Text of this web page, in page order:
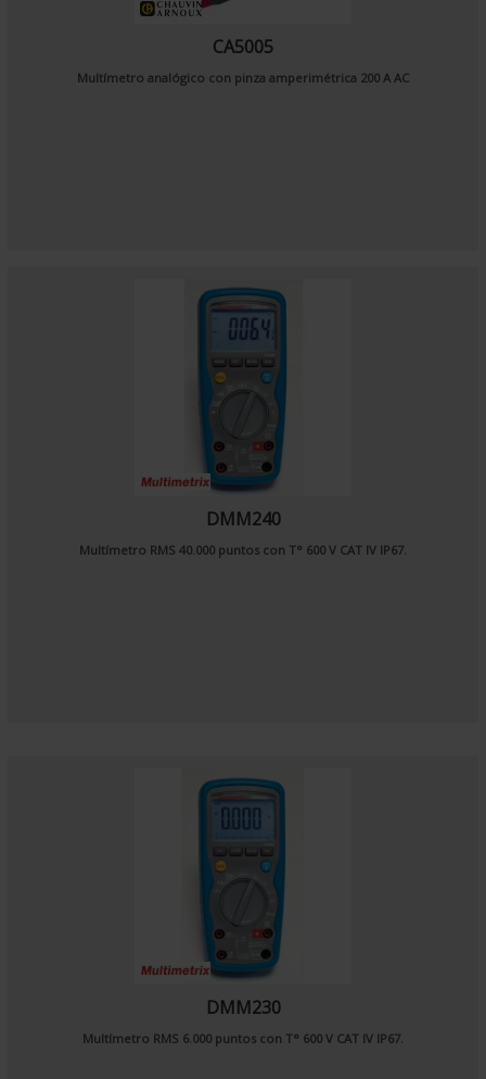
CA5005
Multímetro analógico con pinza amperimétrica 200 A AC
DMM240
Multímetro RMS 40.000 puntos con T° 600 V CAT IV IP67.
DMM230
Multímetro RMS 6.000 puntos con T° 600 V CAT IV IP67.